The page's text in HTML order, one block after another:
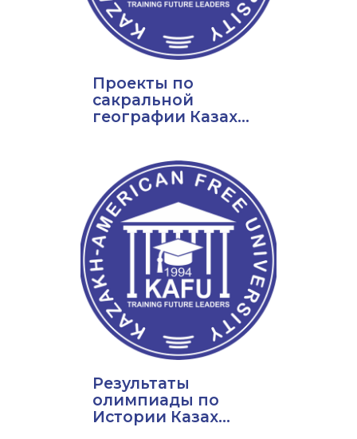
Проекты по
сакральной
географии Казах...
Результаты
олимпиады по
Истории Казах...